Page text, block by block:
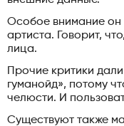
Особое внимание он
артиста. Говорит,
лица.
Прочие критики
гуманойд», потому
челюсти. И
Существуют также